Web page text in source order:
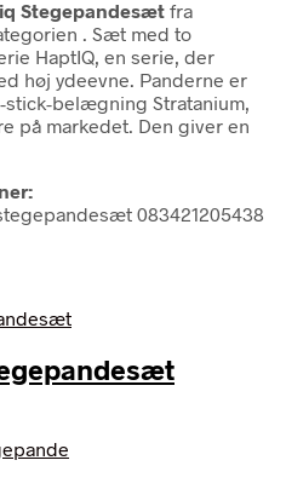
Stegepandesæt fra
. Sæt med to
HaptIQ, en serie, der
høj ydeevne. Panderne er
belægning Stratanium,
på markedet. Den giver en
083421205438